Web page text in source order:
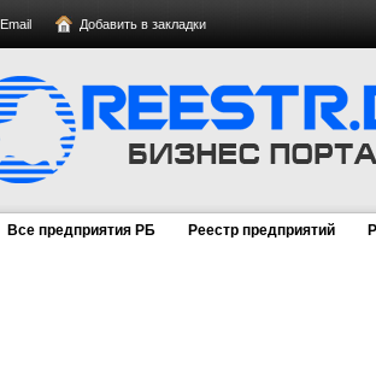
Email Добавить в закладки
Все предприятия РБ Реестр предприятий